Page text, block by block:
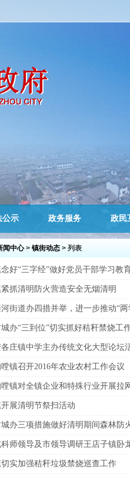
公示 政务服务 政民
闻中心> 镇街动态 > 列表
好“三字经”做好党员干部学习教
抓清明防火营造安全无烟清明
街道办四措并举，进一步推动“两
办“三到位”切实抓好秸秆禁烧工
庄镇中学主办传统文化大型论坛
镇召开2016年农业农村工作会议
镇对全镇企业和特殊行业开展拉
展清明节祭扫活动
办三项措施做好清明期间森林防
师领导及市领导调研王店子镇卧
实加强秸秆垃圾禁烧巡查工作